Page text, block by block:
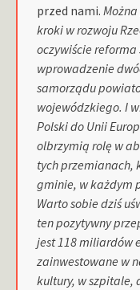
przed nami.
kroki w rozwoju
oczywiście
wprowadzenie
samorządu
wojewódzkiego. I
Polski do Unii
olbrzymią rolę w
tych przemianach,
gminie, w każdym
Warto sobie dziś
ten pozytywny
jest 118 miliardów
zainwestowane w
kultury, w szpitale,